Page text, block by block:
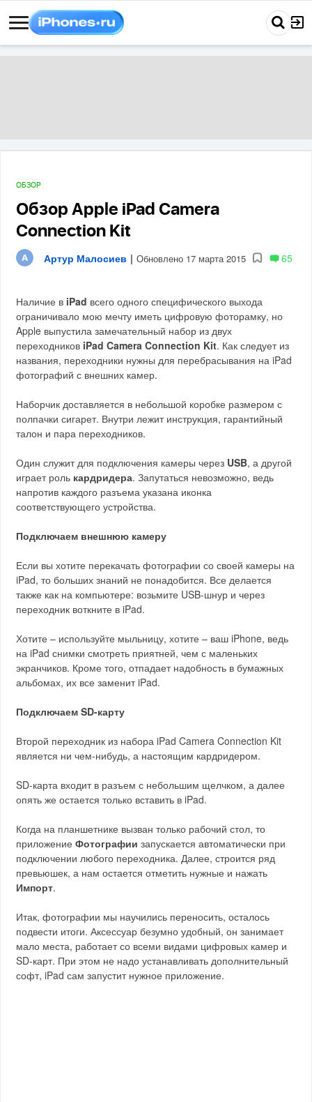
ОБЗОР
Обзор Apple iPad Camera
Connection Kit
Артур Малосиев | Обновлено 17 марта 2015 65
Наличие в iPad всего одного специфического выхода
ограничивало мою мечту иметь цифровую фоторамку, но
Apple выпустила замечательный набор из двух
переходников iPad Camera Connection Kit. Как следует из
названия, переходники нужны для перебрасывания на iPad
фотографий с внешних камер.
Наборчик доставляется в небольшой коробке размером с
полпачки сигарет. Внутри лежит инструкция, гарантийный
талон и пара переходников.
Один служит для подключения камеры через USB, а другой
играет роль кардридера. Запутаться невозможно, ведь
напротив каждого разъема указана иконка
соответствующего устройства.
Подключаем внешнюю камеру
Если вы хотите перекачать фотографии со своей камеры на
iPad, то больших знаний не понадобится. Все делается
также как на компьютере: возьмите USB-шнур и через
переходник воткните в iPad.
Хотите – используйте мыльницу, хотите – ваш iPhone, ведь
на iPad снимки смотреть приятней, чем с маленьких
экранчиков. Кроме того, отпадает надобность в бумажных
альбомах, их все заменит iPad.
Подключаем SD-карту
Второй переходник из набора iPad Camera Connection Kit
является ни чем-нибудь, а настоящим кардридером.
SD-карта входит в разъем с небольшим щелчком, а далее
опять же остается только вставить в iPad.
Когда на планшетнике вызван только рабочий стол, то
приложениеФотографии запускается автоматически при
подключении любого переходника. Далее, строится ряд
превьюшек, а нам остается отметить нужные и нажать
Импорт.
Итак, фотографии мы научились переносить, осталось
подвести итоги. Аксессуар безумно удобный, он занимает
мало места, работает со всеми видами цифровых камер и
SD-карт. При этом не надо устанавливать дополнительный
софт, iPad сам запустит нужное приложение.